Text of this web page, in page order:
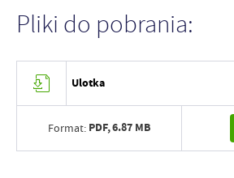
Pliki do pobrania:
Ulotka
Format: PDF,6.87 MB